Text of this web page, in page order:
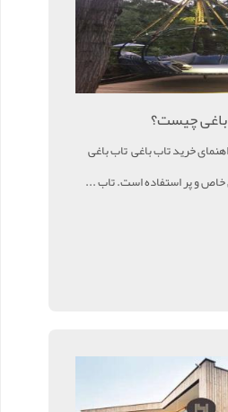
چیست؟
خرید تاب باغی تاب باغی
خاص و پر استفاده است. تاب ...